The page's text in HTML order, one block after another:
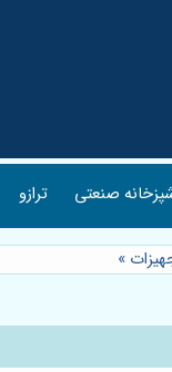
صنعتی ترازو
»